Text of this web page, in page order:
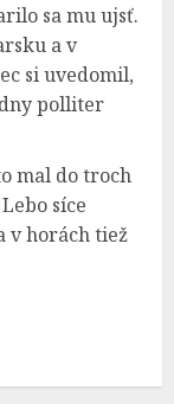
sa mu ujsť.
a v
si uvedomil,
polliter
mal do troch
síce
v horách tiež